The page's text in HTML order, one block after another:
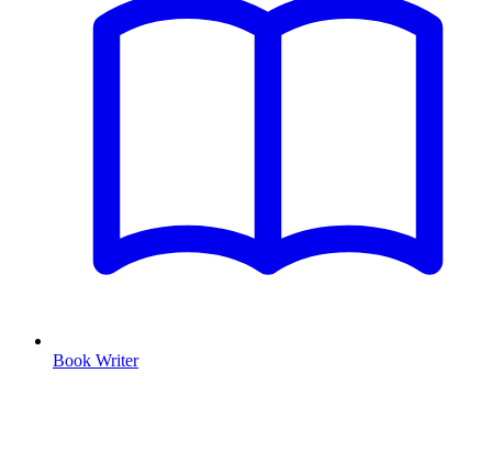
Book Writer